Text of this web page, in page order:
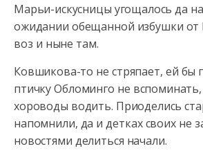
Марьи-искусницы угощалось да
ожидании обещанной избушки от
воз и ныне там.
Ковшикова-то не стряпает, ей бы
птичку Обломинго не
хороводы водить. Приоделись
напомнили, да и детках своих не
новостями делиться начали.